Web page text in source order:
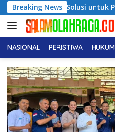
Langsung
ke
konten
Breaking News
untuk Provinsi Kepulauan
NASIONAL PERISTIWA HUKUM